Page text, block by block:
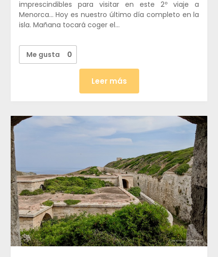
imprescindibles para visitar en este 2º viaje a
Menorca… Hoy es nuestro último día completo en la
isla. Mañana tocará coger el…
Me gusta 0
Leer más